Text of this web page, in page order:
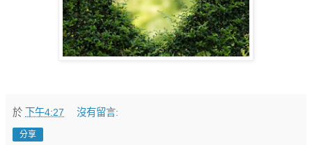
於 下午4:27 沒有留言:
分享